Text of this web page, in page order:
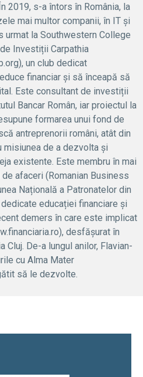
2019, s-a întors în România, la
mai multor companii, în IT și
urmat la Southwestern College
Investiții Carpathia
un club dedicat
financiar și să înceapă să
Este consultant de investiții
Bancar Român, iar proiectul la
formarea unui fond de
antreprenorii români, atât din
misiunea de a dezvolta și
existente. Este membru în mai
afaceri (Romanian Business
Națională a Patronatelor din
educației financiare și
demers în care este implicat
desfășurat în
Cluj. De-a lungul anilor, Flavian-
cu Alma Mater
să le dezvolte.